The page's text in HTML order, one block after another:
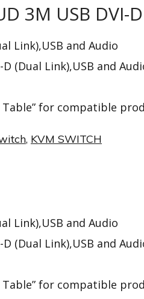
3M USB DVI-
Link),USB and Audio
(Dual Link),USB and
Table” for compatible
, KVM SWITCH
Link),USB and Audio
(Dual Link),USB and
Table” for compatible